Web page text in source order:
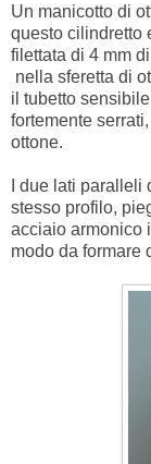
Un manicotto di
questo cilindretto
filettata di 4 mm
nella sferetta di
il tubetto
fortemente
ottone.
I due lati
stesso profilo,
acciaio armonico
modo da formare